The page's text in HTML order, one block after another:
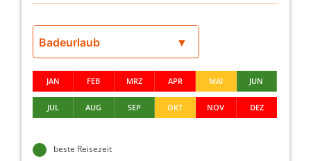
JAN FEB MRZ APR MAI JUN
JUL AUG SEP OKT NOV DEZ
beste Reisezeit